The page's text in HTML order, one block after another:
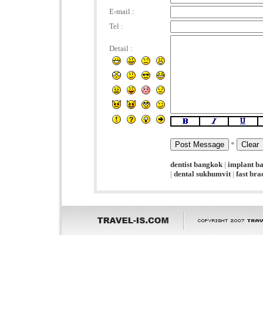
E-mail :
Tel :
Detail :
*
dentist bangkok| implant
| dental sukhumvit| fast